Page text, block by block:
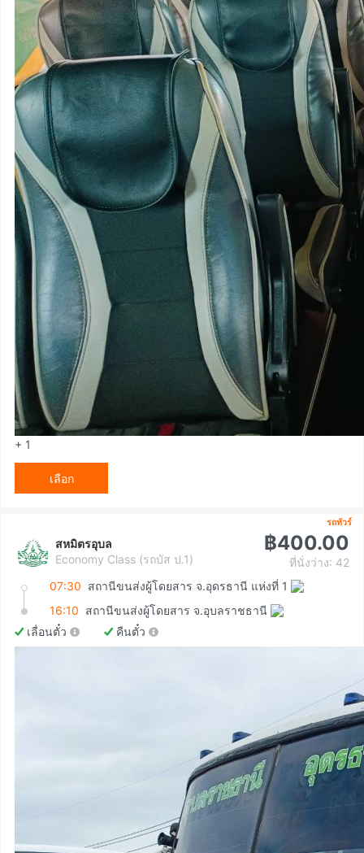
+ 1
เลือก
รถทัวร์
สหมิตรอุบล
Economy Class (รถบัส ป.1)
฿400.00
ที่นั่งว่าง: 42
07:30 สถานีขนส่งผู้โดยสาร จ.อุดรธานี แห่งที่ 1
16:10 สถานีขนส่งผู้โดยสาร จ.อุบลราชธานี
เลื่อนตั๋ว
คืนตั๋ว